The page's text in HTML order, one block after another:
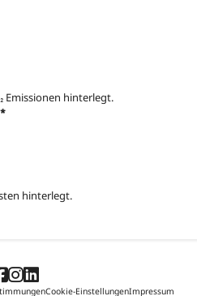
Emissionen hinterlegt.
hinterlegt.
Cookie-EinstellungenImpressum